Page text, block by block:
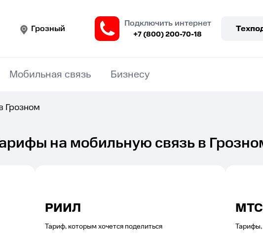
Грозный Подключить интернет
+7 (800) 200-70-18
Мобильная связь Бизнесу
Грозном
на мобильную связь в
РИИЛ
Тариф, которым хочется поделиться
МТС
Тарифы,